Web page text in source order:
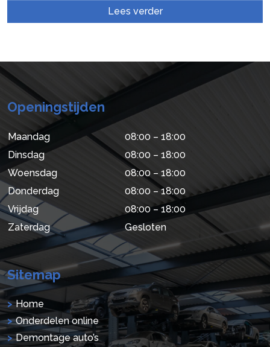
Lees verder
Openingstijden
Maandag
08:00 – 18:00
Dinsdag
08:00 – 18:00
Woensdag
08:00 – 18:00
Donderdag
08:00 – 18:00
Vrijdag
08:00 – 18:00
Zaterdag
Gesloten
Sitemap
Home
Onderdelen online
Demontage auto’s